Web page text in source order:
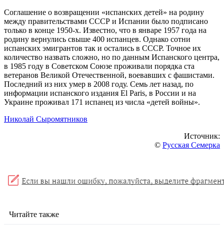
Соглашение о возвращении «испанских детей» на родину
между правительствами СССР и Испании было подписано
только в конце 1950-х. Известно, что в январе 1957 года на
родину вернулись свыше 400 испанцев. Однако сотни
испанских эмигрантов так и остались в СССР. Точное их
количество назвать сложно, но по данным Испанского центра,
в 1985 году в Советском Союзе проживали порядка ста
ветеранов Великой Отечественной, воевавших с фашистами.
Последний из них умер в 2008 году. Семь лет назад, по
информации испанского издания El Paris, в России и на
Украине проживал 171 испанец из числа «детей войны».
Николай Сыромятников
Источник:
© Русская Семерка
Читайте также